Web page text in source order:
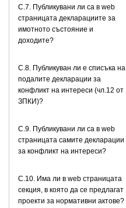
C.7. Публикувани ли са в web
страницата декларациите за
имотното състояние и
доходите?
C.8. Публикуван ли е списъка на
подалите декларации за
конфликт на интереси (чл.12 от
ЗПКИ)?
C.9. Публикувани ли са в web
страницата самите декларации
за конфликт на интереси?
C.10. Има ли в web страницата
секция, в която да се предлагат
проекти за нормативни актове?